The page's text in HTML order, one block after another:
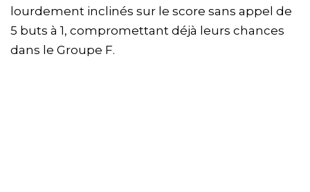
lourdement inclinés sur le score sans appel de
5 buts à 1, compromettant déjà leurs chances
dans le Groupe F.